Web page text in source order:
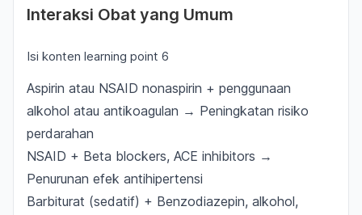
Interaksi Obat yang Umum
Isi konten learning point 6
Aspirin atau NSAID nonaspirin + penggunaan
alkohol atau antikoagulan → Peningkatan risiko
perdarahan
NSAID + Beta blockers, ACE inhibitors →
Penurunan efek antihipertensi
Barbiturat (sedatif) + Benzodiazepin, alkohol,